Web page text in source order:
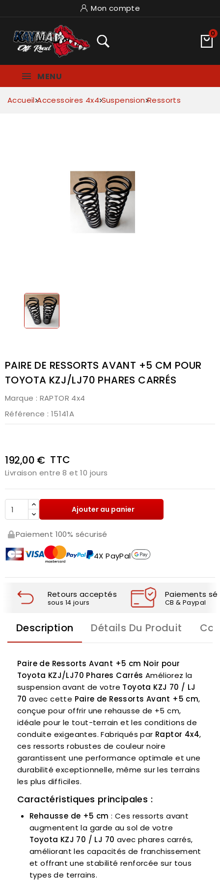
Mon compte
0
MENU
Accueil Accessoires 4x4 Suspension Ressorts
PAIRE DE RESSORTS AVANT +5 CM POUR
TOYOTA KZJ/LJ70 PHARES CARRÉS
Marque : RAPTOR 4x4
Référence : 15141A
192,00 € TTC
Livraison entre 8 et 10 jours
Ajouter au panier
Paiement 100% sécurisé
4X PayPal
Retours acceptés
sous 14 jours
Paiements
CB & Paypal
Description Détails Du Produit
Paire de Ressorts Avant +5 cm Noir pour
Toyota KZJ/LJ70 Phares Carrés Améliorez la
suspension avant de votre Toyota KZJ 70 / LJ
70 avec cette Paire de Ressorts Avant +5 cm,
conçue pour offrir une rehausse de +5 cm,
idéale pour le tout-terrain et les conditions de
conduite exigeantes. Fabriqués par Raptor 4x4,
ces ressorts robustes de couleur noire
garantissent une performance optimale et une
durabilité exceptionnelle, même sur les terrains
les plus difficiles.
Caractéristiques principales :
Rehausse de +5 cm : Ces ressorts avant
augmentent la garde au sol de votre
Toyota KZJ 70 / LJ 70 avec phares carrés,
améliorant les capacités de franchissement
et offrant une stabilité renforcée sur tous
types de terrains.